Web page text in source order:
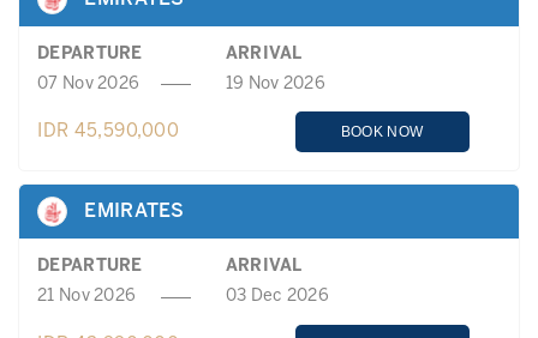
DEPARTURE
ARRIVAL
07 Nov 2026
19 Nov 2026
IDR 45,590,000 BOOK NOW
EMIRATES
DEPARTURE
ARRIVAL
21 Nov 2026
03 Dec 2026